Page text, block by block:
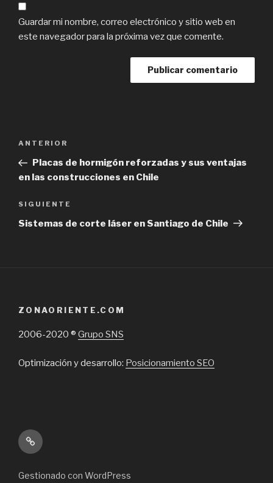
Guardar mi nombre, correo electrónico y sitio web en
este navegador para la próxima vez que comente.
entradas
Previous
Post
ANTERIOR
Placas de hormigón reforzadas y sus ventajas
en las construcciones en Chile
Next
Post
SIGUIENTE
Sistemas de corte láser en Santiago de Chile
ZONAORIENTE.COM
2006-2020 ® Grupo SNS
Optimización y desarrollo: Posicionamiento SEO
Inicio
Gestionado con WordPress